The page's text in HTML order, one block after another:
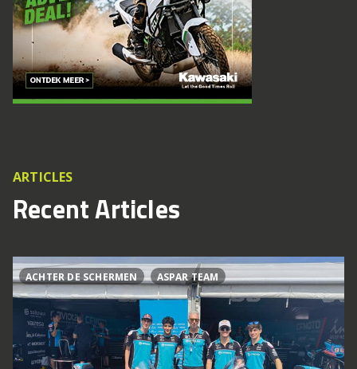
ARTICLES
Recent Articles
ACHTER DE SCHERMEN ASPAR TEAM